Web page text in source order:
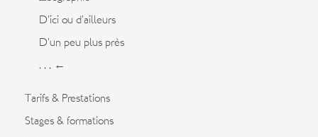
D’ici ou d’ailleurs
D’un peu plus près
. . . ←
Tarifs & Prestations
Stages & formations